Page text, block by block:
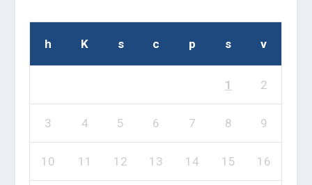
h K s c p s v
1 2
3 4 5 6 7 8 9
10 11 12 13 14 15 16